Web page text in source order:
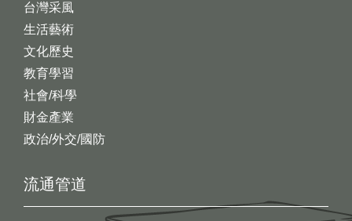
台灣采風
生活藝術
文化歷史
教育學習
社會/科學
財金產業
政治/外交/國防
流通管道